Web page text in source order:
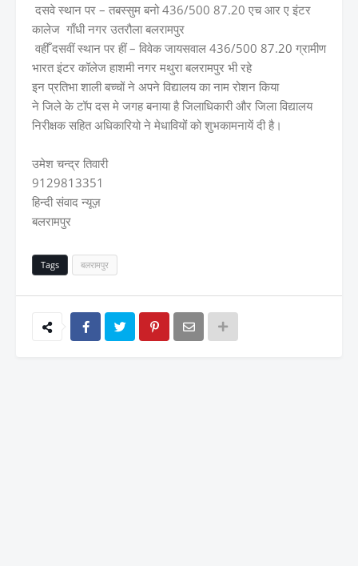
दसवे स्थान पर – तबस्सुम बनो 436/500 87.20 एच आर ए इंटर
कालेज गाँधी नगर उतरौला बलरामपुर
वहीँ दसवीं स्थान पर हीं – विवेक जायसवाल 436/500 87.20 ग्रामीण
भारत इंटर कॉलेज हाशमी नगर मथुरा बलरामपुर भी रहे
इन प्रतिभा शाली बच्चों ने अपने विद्यालय का नाम रोशन किया
ने जिले के टॉप दस मे जगह बनाया है जिलाधिकारी और जिला विद्यालय
निरीक्षक सहित अधिकारियो ने मेधावियों को शुभकामनायें दी है।
उमेश चन्द्र तिवारी
9129813351
हिन्दी संवाद न्यूज़
बलरामपुर
Tags बलरामपुर